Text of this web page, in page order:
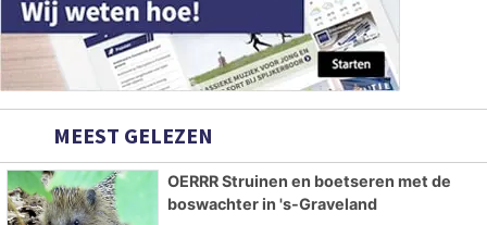
MEEST GELEZEN
OERRR Struinen en boetseren met de
boswachter in 's-Graveland